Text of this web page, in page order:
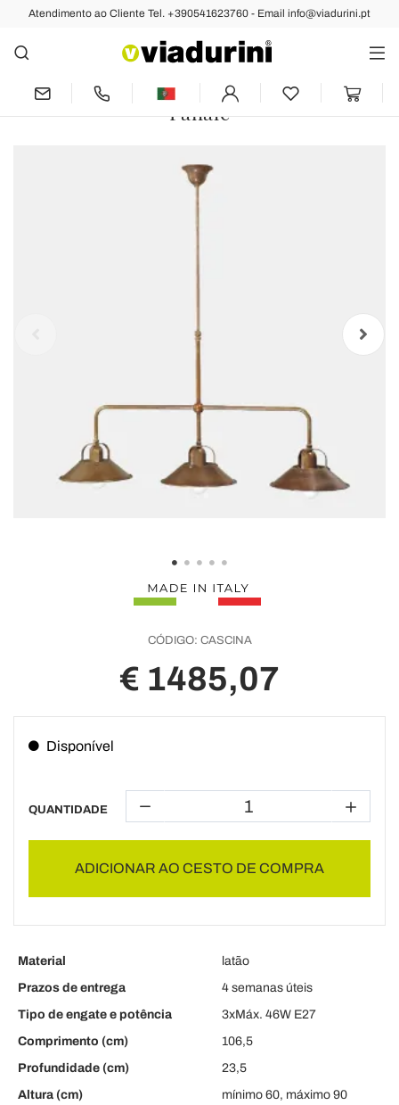
Atendimento ao Cliente Tel. +390541623760 - Email info@viadurini.pt
Anterior Próximo
3 Luzes Lustre de Latão Estilo Vintage
Fabricado na Itália - Cascina por Il
Fanale
CÓDIGO: CASCINA
€ 1485,07
Disponível
QUANTIDADE
ADICIONAR AO CESTO DE COMPRA
Material
latão
Prazos de entrega
4 semanas úteis
Tipo de engate e potência
3xMáx. 46W E27
Comprimento (cm)
106,5
Profundidade (cm)
23,5
Altura (cm)
mínimo 60, máximo 90